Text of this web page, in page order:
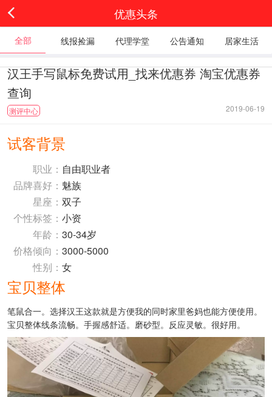
优惠头条
全部 线报捡漏 代理学堂 公告通知 居家生活
汉王手写鼠标免费试用_找来优惠券 淘宝优惠券
查询
测评中心 2019-06-19
试客背景
职业： 自由职业者
品牌喜好： 魅族
星座： 双子
个性标签： 小资
年龄： 30-34岁
价格倾向： 3000-5000
性别： 女
宝贝整体
笔鼠合一。选择汉王这款就是方便我的同时家里爸妈也能方便使用。
宝贝整体线条流畅。手握感舒适。磨砂型。反应灵敏。很好用。